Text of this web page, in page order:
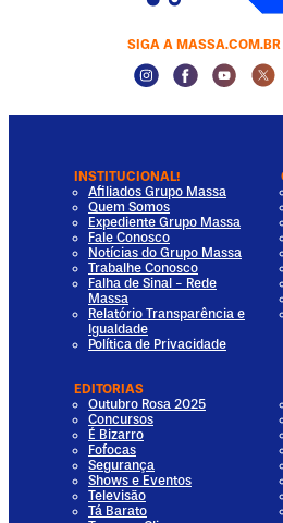
SIGA A MASSA.COM.BR
Instagram
Facebook
INSTITUCIONAL!
Afiliados Grupo Massa
Quem Somos
Expediente Grupo Massa
Fale Conosco
Notícias do Grupo Massa
Trabalhe Conosco
Falha de Sinal - Rede
Massa
Relatório Transparência e
Igualdade
Política de Privacidade
EDITORIAS
Outubro Rosa 2025
Concursos
É Bizarro
Fofocas
Segurança
Shows e Eventos
Televisão
Tá Barato